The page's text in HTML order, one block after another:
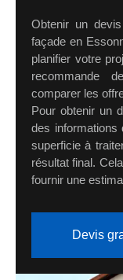
Obtenir un
façade en
planifier votre
recommande
comparer les
Pour obtenir un
des informations
superficie à
résultat final.
fournir une
Devis